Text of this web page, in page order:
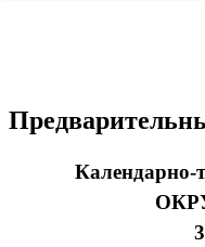
Календарно-